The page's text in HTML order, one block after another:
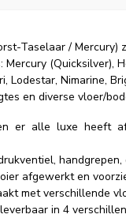
Taselaar / Mercury)
(Quicksilver),
Lodestar, Nimarine,
en diverse vloer/
er alle luxe heeft
afgewerkt en
met verschillende
in 4